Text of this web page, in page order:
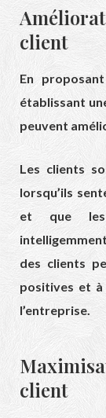
client
En
établissant
peuvent
Les clients
lorsqu’ils
et que les
des clients
positives et
l’entreprise.
client